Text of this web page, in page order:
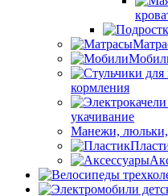
кормления
укачивание
Манежи, люльки,